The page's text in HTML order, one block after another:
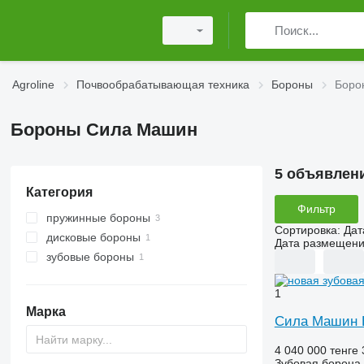
Agroline Почвообрабатывающая техника Бороны
Бороны Сила Машин
Категория
пружинные бороны
дисковые бороны
зубовые бороны
Марка
5
Фильтр
Сортировка:
Дата
1
Сила Машин
4 040 000 тенге